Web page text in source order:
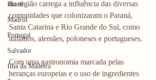
Brasil
Madrid
Portugal
Salvador
Ilha da Madeira
da região carrega a influência das diversas
comunidades que colonizaram o Paraná,
Santa Catarina e Rio Grande do Sul, como
italianos, alemães, poloneses e portugueses.
Com uma gastronomia marcada pelas
heranças europeias e o uso de ingredientes